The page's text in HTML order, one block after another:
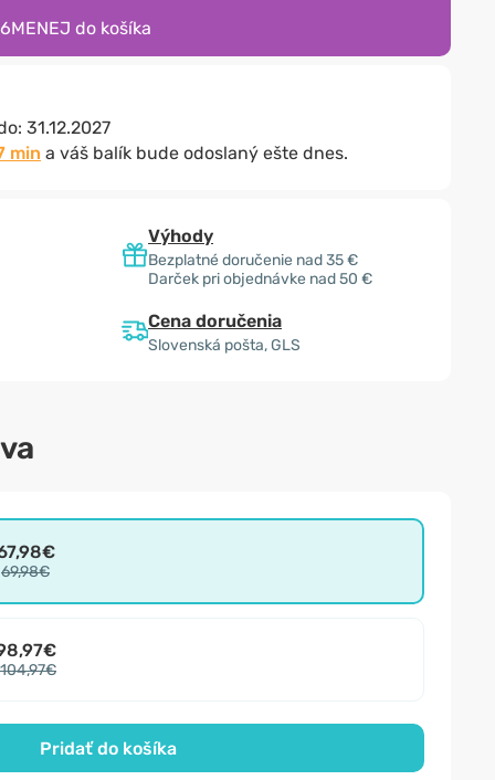
do košíka
31.12.2027
min a váš balík bude odoslaný ešte dnes.
Výhody
Bezplatné doručenie nad 35 €
Darček pri objednávke nad 50 €
Cena doručenia
Slovenská pošta, GLS
69,98€
104,97€
Pridať do košíka